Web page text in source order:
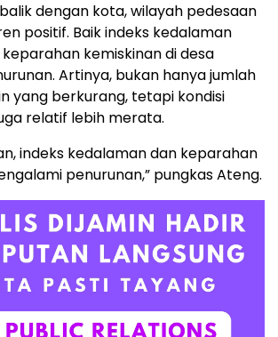
dengan kota, wilayah pedesaan
positif. Baik indeks kedalaman
kemiskinan di desa
Artinya, bukan hanya jumlah
yang berkurang, tetapi kondisi
relatif lebih merata.
indeks kedalaman dan keparahan
penurunan,” pungkas Ateng.